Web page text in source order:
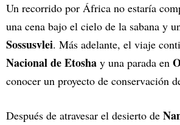
Un recorrido por África no estaría
una cena bajo el cielo de la sabana y
Sossusvlei. Más adelante, el viaje
Nacional de Etosha y una parada en
conocer un proyecto de conservación
Después de atravesar el desierto de